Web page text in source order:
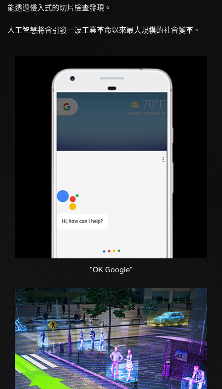
能透過侵入式的切片檢查發現。
人工智慧將會引發一波工業革命以來最大規模的社會變革。
"OK Google"